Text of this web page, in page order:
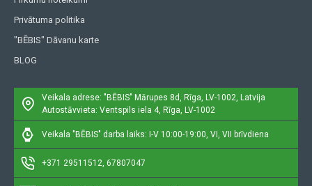
Privātuma politika
"BĒBIS" Dāvanu karte
BLOG
Veikala adrese: "BĒBIS" Mārupes 8d, Rīga, LV-1002, Latvija
Autostāvvieta: Ventspils iela 4, Rīga, LV-1002
Veikala "BĒBIS" darba laiks: I-V 10:00-19:00, VI, VII brīvdiena
+371 29511512, 67807047